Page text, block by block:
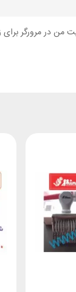
من در مرورگر